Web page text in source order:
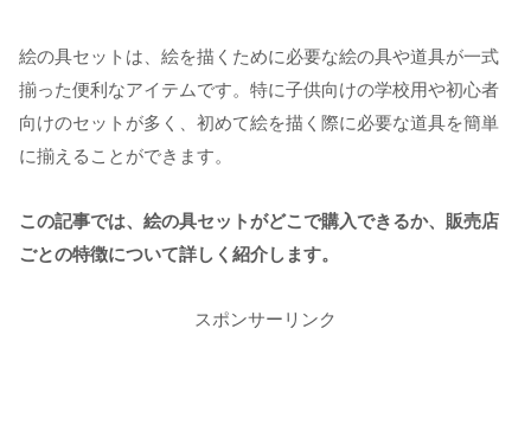
絵の具セットは、絵を描くために必要な絵の具や道具が一式
揃った便利なアイテムです。特に子供向けの学校用や初心者
向けのセットが多く、初めて絵を描く際に必要な道具を簡単
に揃えることができます。
この記事では、絵の具セットがどこで購入できるか、販売店
ごとの特徴について詳しく紹介します。
スポンサーリンク